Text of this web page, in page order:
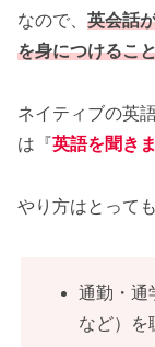
なので、 英会話
を身につけるこ
ネイティブの英
は『英語を聞き
やり方はとっても
通勤・通
など）を